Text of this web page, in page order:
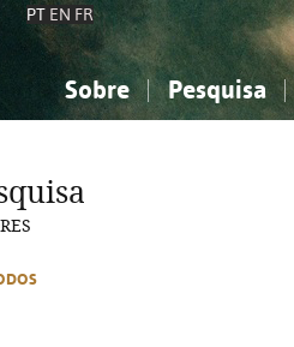
PT EN FR
Sobre Pesquisa
Ciências sociais...
Ciências sociais...